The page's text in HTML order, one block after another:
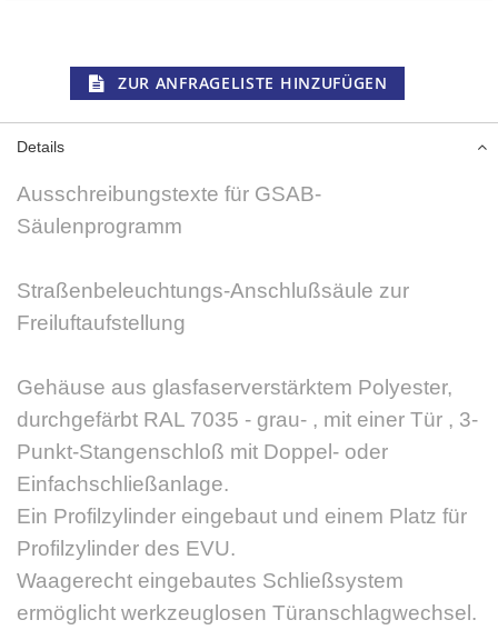
ZUR ANFRAGELISTE HINZUFÜGEN
Details
Ausschreibungstexte für GSAB-
Säulenprogramm
Straßenbeleuchtungs-Anschlußsäule zur
Freiluftaufstellung
Gehäuse aus glasfaserverstärktem Polyester,
durchgefärbt RAL 7035 - grau- , mit einer Tür , 3-
Punkt-Stangenschloß mit Doppel- oder
Einfachschließanlage.
Ein Profilzylinder eingebaut und einem Platz für
Profilzylinder des EVU.
Waagerecht eingebautes Schließsystem
ermöglicht werkzeuglosen Türanschlagwechsel.